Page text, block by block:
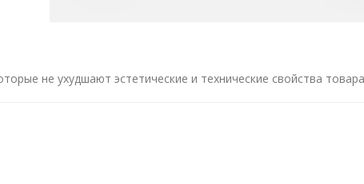
не ухудшают эстетические и технические свойства товара